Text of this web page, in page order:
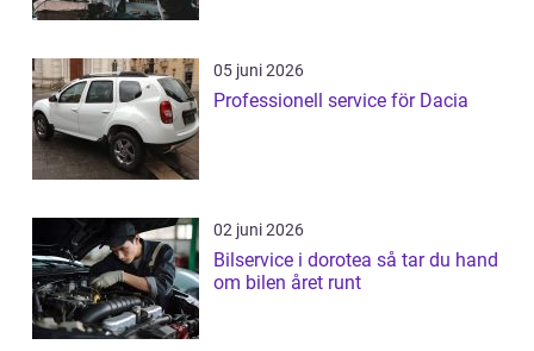
05 juni 2026
Professionell service för Dacia
02 juni 2026
Bilservice i dorotea så tar du hand
om bilen året runt